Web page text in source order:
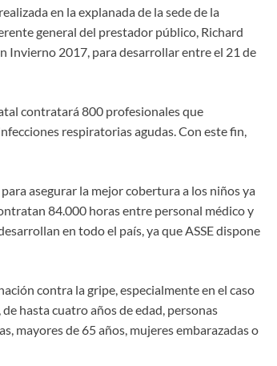
en la explanada de la sede de la
general del prestador público, Richard
Invierno 2017, para desarrollar entre el 21 de
contratará 800 profesionales que
respiratorias agudas. Con este fin,
asegurar la mejor cobertura a los niños ya
84.000 horas entre personal médico y
en todo el país, ya que ASSE dispone
contra la gripe, especialmente en el caso
hasta cuatro años de edad, personas
mayores de 65 años, mujeres embarazadas o